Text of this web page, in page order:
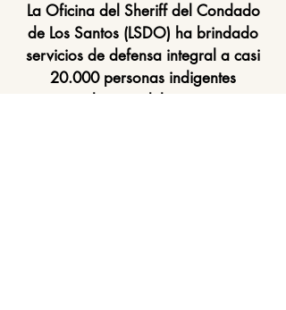
La Oficina del Sheriff del Condado
de Los Santos (LSDO) ha brindado
servicios de defensa integral a casi
20.000 personas indigentes
arrestadas por delitos graves y